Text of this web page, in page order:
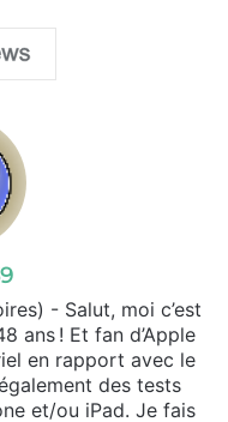
- Salut, moi c’est
ans ! Et fan d’Apple
en rapport avec le
des tests
et/ou iPad. Je fais